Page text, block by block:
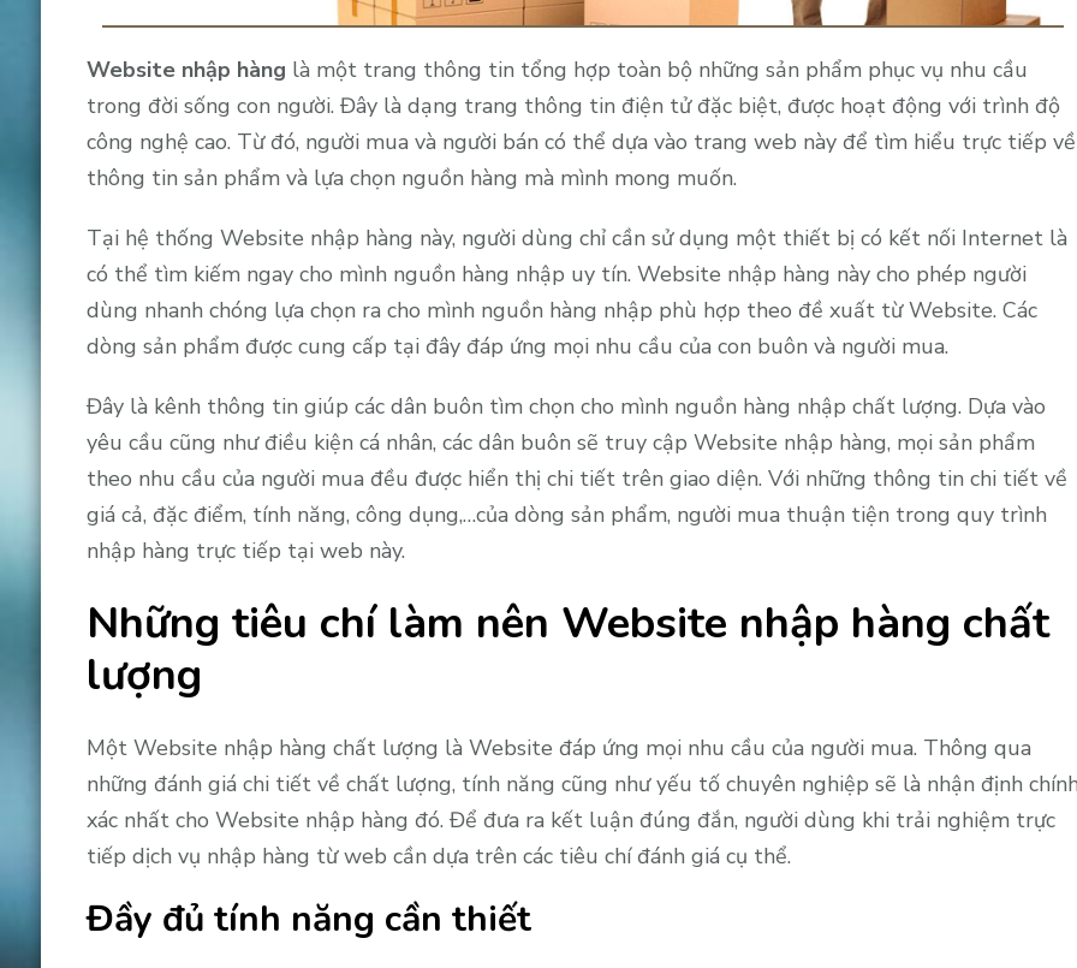
Website nhập hàng là một trang thông tin tổng hợp toàn bộ những sản phẩm phục vụ nhu cầu
trong đời sống con người. Đây là dạng trang thông tin điện tử đặc biệt, được hoạt động với trình độ
công nghệ cao. Từ đó, người mua và người bán có thể dựa vào trang web này để tìm hiểu trực tiếp về
thông tin sản phẩm và lựa chọn nguồn hàng mà mình mong muốn.
Tại hệ thống Website nhập hàng này, người dùng chỉ cần sử dụng một thiết bị có kết nối Internet là
có thể tìm kiếm ngay cho mình nguồn hàng nhập uy tín. Website nhập hàng này cho phép người
dùng nhanh chóng lựa chọn ra cho mình nguồn hàng nhập phù hợp theo đề xuất từ Website. Các
dòng sản phẩm được cung cấp tại đây đáp ứng mọi nhu cầu của con buôn và người mua.
Đây là kênh thông tin giúp các dân buôn tìm chọn cho mình nguồn hàng nhập chất lượng. Dựa vào
yêu cầu cũng như điều kiện cá nhân, các dân buôn sẽ truy cập Website nhập hàng, mọi sản phẩm
theo nhu cầu của người mua đều được hiển thị chi tiết trên giao diện. Với những thông tin chi tiết về
giá cả, đặc điểm, tính năng, công dụng,…của dòng sản phẩm, người mua thuận tiện trong quy trình
nhập hàng trực tiếp tại web này.
Những tiêu chí làm nên Website nhập hàng chất
lượng
Một Website nhập hàng chất lượng là Website đáp ứng mọi nhu cầu của người mua. Thông qua
những đánh giá chi tiết về chất lượng, tính năng cũng như yếu tố chuyên nghiệp sẽ là nhận định
xác nhất cho Website nhập hàng đó. Để đưa ra kết luận đúng đắn, người dùng khi trải nghiệm trực
tiếp dịch vụ nhập hàng từ web cần dựa trên các tiêu chí đánh giá cụ thể.
Đầy đủ tính năng cần thiết